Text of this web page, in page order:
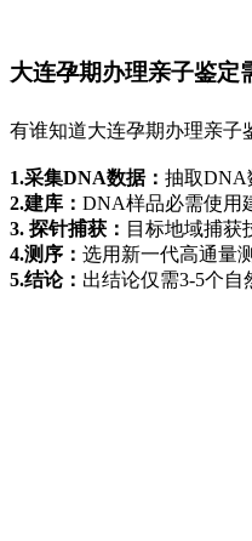
大连孕期办理亲子鉴定
有谁知道大连孕期办理亲子
1.采集DNA数据： 抽取DNA
2.建库： DNA样品必需使用
3. 探针捕获： 目标地域捕获
4.测序： 选用新一代高通量
5.结论： 出结论仅需3-5个自